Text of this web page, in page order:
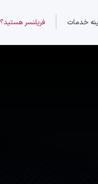
خدمات فریلنسر هستید؟